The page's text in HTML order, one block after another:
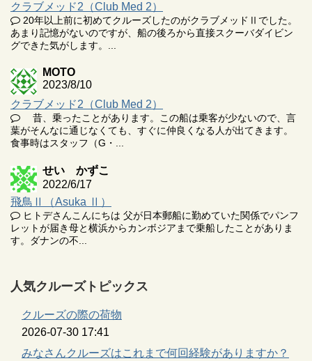
クラブメッド2（Club Med 2）
20年以上前に初めてクルーズしたのがクラブメッドⅡでした。
あまり記憶がないのですが、船の後ろから直接スクーバダイビン
グできた気がします。...
MOTO
2023/8/10
クラブメッド2（Club Med 2）
昔、乗ったことがあります。この船は乗客が少ないので、言
葉がそんなに通じなくても、すぐに仲良くなる人が出てきます。
食事時はスタッフ（G・...
せい かずこ
2022/6/17
飛鳥Ⅱ（Asuka Ⅱ）
ヒトデさんこんにちは 父が日本郵船に勤めていた関係でパンフ
レットが届き母と横浜からカンボジアまで乗船したことがありま
す。ダナンの不...
人気クルーズトピックス
クルーズの際の荷物
2026-07-30 17:41
みなさんクルーズはこれまで何回経験がありますか？